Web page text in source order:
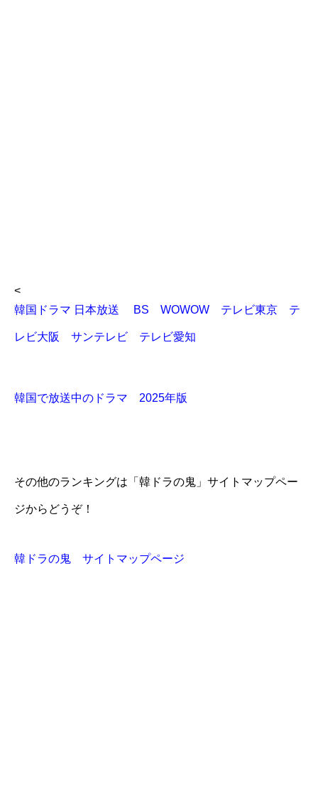
<
韓国ドラマ 日本放送 BS WOWOW テレビ東京 テ
レビ大阪 サンテレビ テレビ愛知
韓国で放送中のドラマ 2025年版
その他のランキングは「韓ドラの鬼」サイトマップペー
ジからどうぞ！
韓ドラの鬼 サイトマップページ